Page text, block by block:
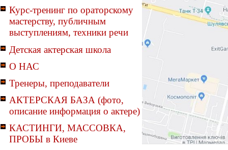
Курс-тренинг по ораторскому
мастерству, публичным
выступлениям, техники речи
Детская актерская школа
О НАС
Тренеры, преподаватели
АКТЕРСКАЯ БАЗА (фото,
описание информация о актере)
КАСТИНГИ, МАССОВКА,
ПРОБЫ в Киеве